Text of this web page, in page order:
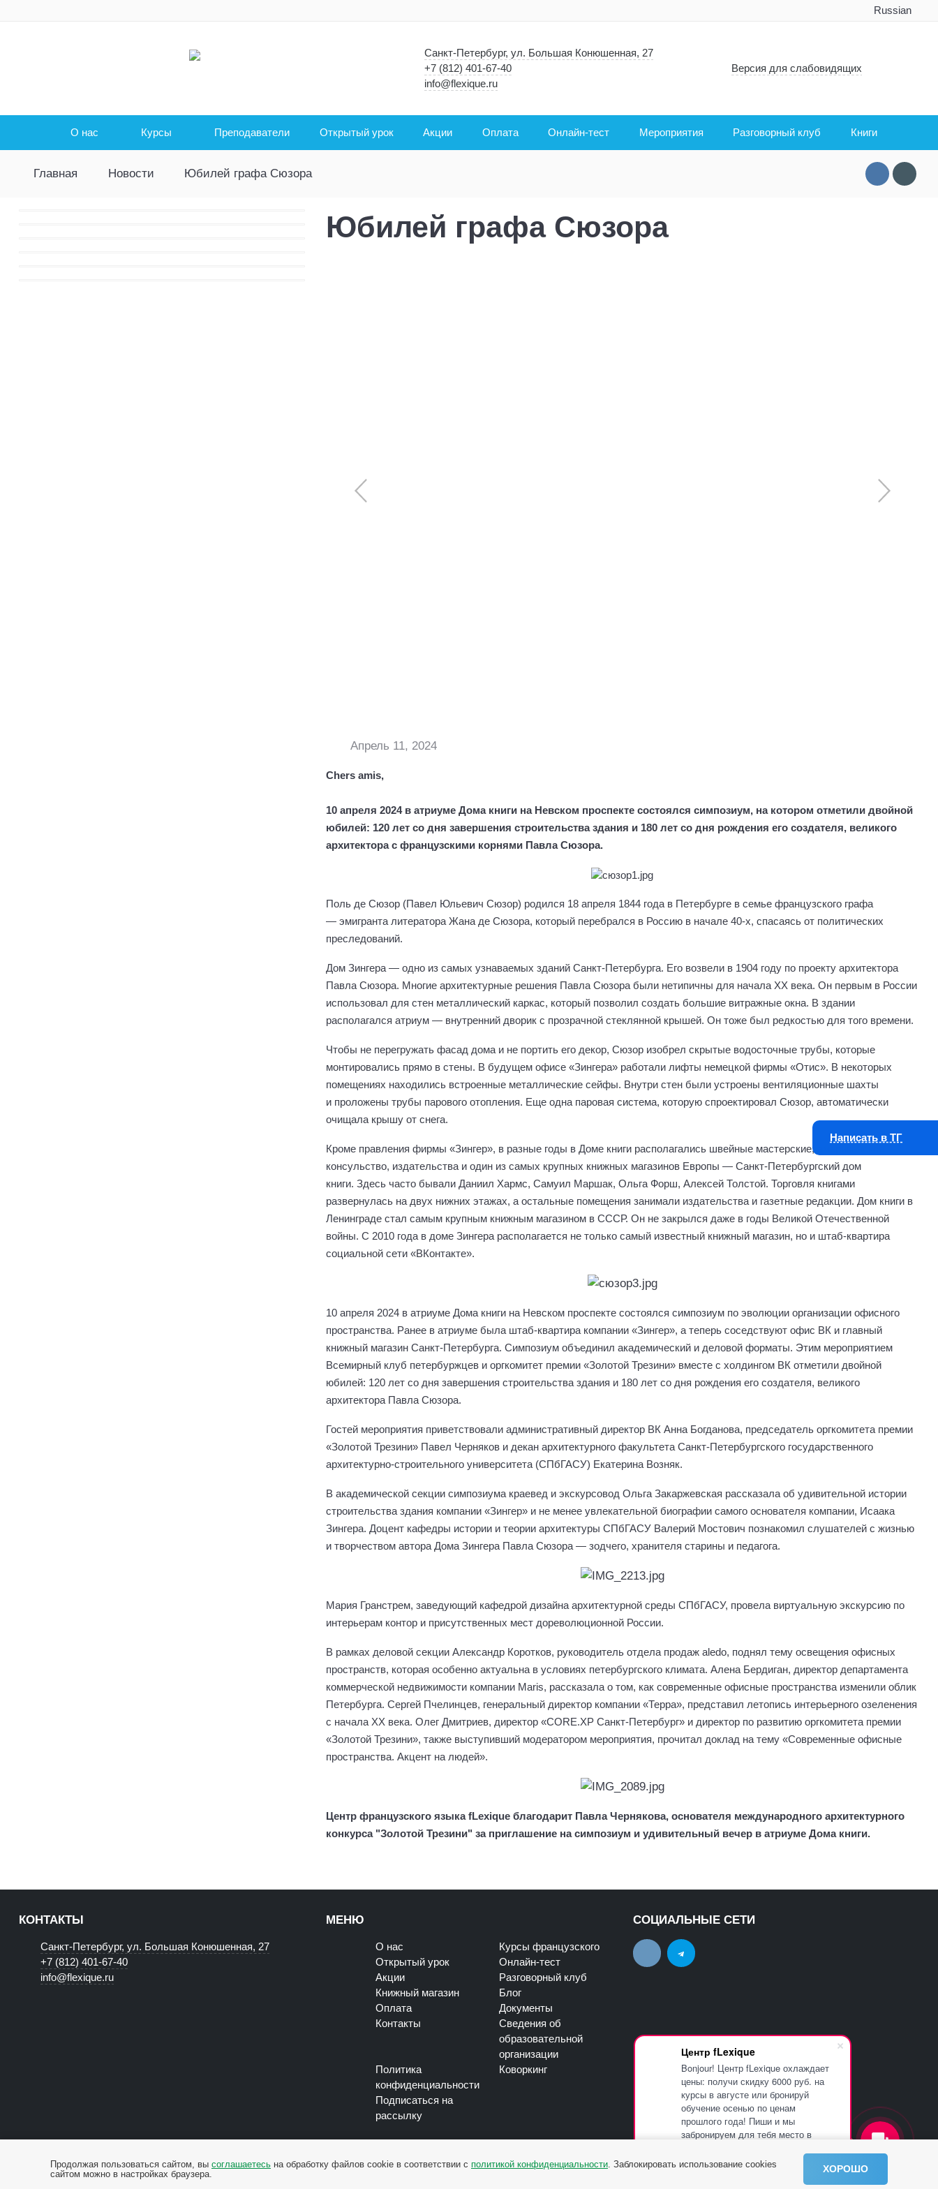
Центр fLexique
Bonjour! Центр fLexique охлаждает
цены: получи скидку 6000 руб. на
курсы в августе или бронируй
обучение осенью по ценам
прошлого года! Пиши и мы
забронируем для тебя место в
Russian
Санкт-Петербург, ул. Большая Конюшенная, 27
+7 (812) 401-67-40
info@flexique.ru
Версия для слабовидящих
О нас Курсы Преподаватели Открытый урок Акции Оплата Онлайн-тест Мероприятия Разговорный клуб Книги
Главная Новости Юбилей графа Сюзора
Юбилей графа Сюзора
Апрель 11, 2024
Chers amis,
10 апреля 2024 в атриуме Дома книги на Невском проспекте состоялся симпозиум, на котором отметили двойной
юбилей: 120 лет со дня завершения строительства здания и 180 лет со дня рождения его создателя, великого
архитектора с французскими корнями Павла Сюзора.
Поль де Сюзор (Павел Юльевич Сюзор) родился 18 апреля 1844 года в Петербурге в семье французского графа
— эмигранта литератора Жана де Сюзора, который перебрался в Россию в начале 40-х, спасаясь от политических
преследований.
Дом Зингера — одно из самых узнаваемых зданий Санкт-Петербурга. Его возвели в 1904 году по проекту архитектора
Павла Сюзора. Многие архитектурные решения Павла Сюзора были нетипичны для начала ХХ века. Он первым в России
использовал для стен металлический каркас, который позволил создать большие витражные окна. В здании
располагался атриум — внутренний дворик с прозрачной стеклянной крышей. Он тоже был редкостью для того времени.
Чтобы не перегружать фасад дома и не портить его декор, Сюзор изобрел скрытые водосточные трубы, которые
монтировались прямо в стены. В будущем офисе «Зингера» работали лифты немецкой фирмы «Отис». В некоторых
помещениях находились встроенные металлические сейфы. Внутри стен были устроены вентиляционные шахты
и проложены трубы парового отопления. Еще одна паровая система, которую спроектировал Сюзор, автоматически
очищала крышу от снега.
Кроме правления фирмы «Зингер», в разные годы в Доме книги располагались швейные мастерские, американское
консульство, издательства и один из самых крупных книжных магазинов Европы — Санкт-Петербургский дом
книги. Здесь часто бывали Даниил Хармс, Самуил Маршак, Ольга Форш, Алексей Толстой. Торговля книгами
развернулась на двух нижних этажах, а остальные помещения занимали издательства и газетные редакции. Дом книги в
Ленинграде стал самым крупным книжным магазином в СССР. Он не закрылся даже в годы Великой Отечественной
войны. С 2010 года в доме Зингера располагается не только самый известный книжный магазин, но и штаб-квартира
социальной сети «ВКонтакте».
10 апреля 2024 в атриуме Дома книги на Невском проспекте состоялся симпозиум по эволюции организации офисного
пространства. Ранее в атриуме была штаб-квартира компании «Зингер», а теперь соседствуют офис ВК и главный
книжный магазин Санкт-Петербурга. Симпозиум объединил академический и деловой форматы. Этим мероприятием
Всемирный клуб петербуржцев и оргкомитет премии «Золотой Трезини» вместе с холдингом ВК отметили двойной
юбилей: 120 лет со дня завершения строительства здания и 180 лет со дня рождения его создателя, великого
архитектора Павла Сюзора.
Гостей мероприятия приветствовали административный директор ВК Анна Богданова, председатель оргкомитета премии
«Золотой Трезини» Павел Черняков и декан архитектурного факультета Санкт-Петербургского государственного
архитектурно-строительного университета (СПбГАСУ) Екатерина Возняк.
В академической секции симпозиума краевед и экскурсовод Ольга Закаржевская рассказала об удивительной истории
строительства здания компании «Зингер» и не менее увлекательной биографии самого основателя компании, Исаака
Зингера. Доцент кафедры истории и теории архитектуры СПбГАСУ Валерий Мостович познакомил слушателей с жизнью
и творчеством автора Дома Зингера Павла Сюзора — зодчего, хранителя старины и педагога.
Мария Гранстрем, заведующий кафедрой дизайна архитектурной среды СПбГАСУ, провела виртуальную экскурсию по
интерьерам контор и присутственных мест дореволюционной России.
В рамках деловой секции Александр Коротков, руководитель отдела продаж aledo, поднял тему освещения офисных
пространств, которая особенно актуальна в условиях петербургского климата. Алена Бердиган, директор департамента
коммерческой недвижимости компании Maris, рассказала о том, как современные офисные пространства изменили облик
Петербурга. Сергей Пчелинцев, генеральный директор компании «Терра», представил летопись интерьерного озеленения
с начала XX века. Олег Дмитриев, директор «CORE.XP Санкт-Петербург» и директор по развитию оргкомитета премии
«Золотой Трезини», также выступивший модератором мероприятия, прочитал доклад на тему «Современные офисные
пространства. Акцент на людей».
Центр французского языка fLexique благодарит Павла Чернякова, основателя международного архитектурного
конкурса "Золотой Трезини" за приглашение на симпозиум и удивительный вечер в атриуме Дома книги.
КОНТАКТЫ
Санкт-Петербург, ул. Большая Конюшенная, 27
+7 (812) 401-67-40
info@flexique.ru
МЕНЮ
О нас
Курсы французского
Открытый урок
Онлайн-тест
Акции
Разговорный клуб
Книжный магазин
Блог
Оплата
Документы
Контакты
Сведения об
образовательной
организации
Политика
конфиденциальности
Коворкинг
Подписаться на
рассылку
СОЦИАЛЬНЫЕ СЕТИ
© Центр fLexique. Все права защищены
Написать в ТГ
Продолжая пользоваться сайтом, вы соглашаетесь на обработку файлов cookie в соответствии с политикой конфиденциальности . Заблокировать использование cookies
сайтом можно в настройках браузера.
ХОРОШО